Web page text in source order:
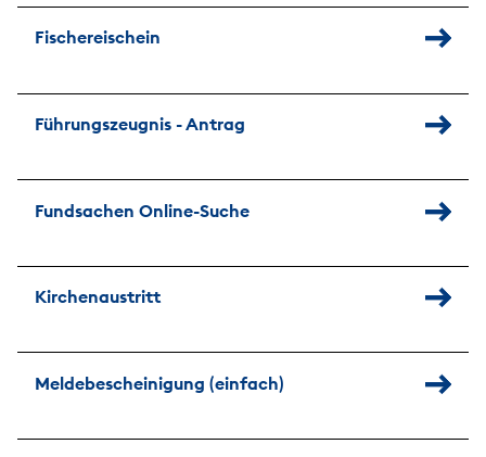
Fischereischein
Führungszeugnis - Antrag
Fundsachen Online-Suche
Kirchenaustritt
Meldebescheinigung (einfach)